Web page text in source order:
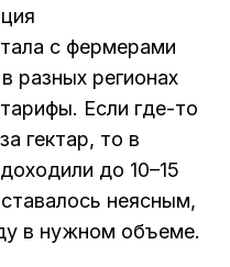
с фермерами
разных регионах
Если где-то
гектар, то в
до 10–15
неясным,
в нужном объеме.